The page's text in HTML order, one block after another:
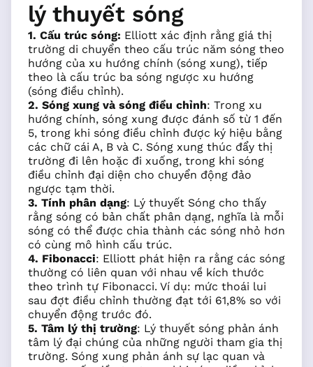
lý thuyết sóng
1. Cấu trúc sóng: Elliott xác định rằng giá thị
trường di chuyển theo cấu trúc năm sóng theo
hướng của xu hướng chính (sóng xung), tiếp
theo là cấu trúc ba sóng ngược xu hướng
(sóng điều chỉnh).
2. Sóng xung và sóng điều chỉnh: Trong xu
hướng chính, sóng xung được đánh số từ 1 đến
5, trong khi sóng điều chỉnh được ký hiệu bằng
các chữ cái A, B và C. Sóng xung thúc đẩy thị
trường đi lên hoặc đi xuống, trong khi sóng
điều chỉnh đại diện cho chuyển động đảo
ngược tạm thời.
3. Tính phân dạng: Lý thuyết Sóng cho thấy
rằng sóng có bản chất phân dạng, nghĩa là mỗi
sóng có thể được chia thành các sóng nhỏ hơn
có cùng mô hình cấu trúc.
4. Fibonacci: Elliott phát hiện ra rằng các sóng
thường có liên quan với nhau về kích thước
theo trình tự Fibonacci. Ví dụ: mức thoái lui
sau đợt điều chỉnh thường đạt tới 61,8% so với
chuyển động trước đó.
5. Tâm lý thị trường: Lý thuyết sóng phản ánh
tâm lý đại chúng của những người tham gia thị
trường. Sóng xung phản ánh sự lạc quan và